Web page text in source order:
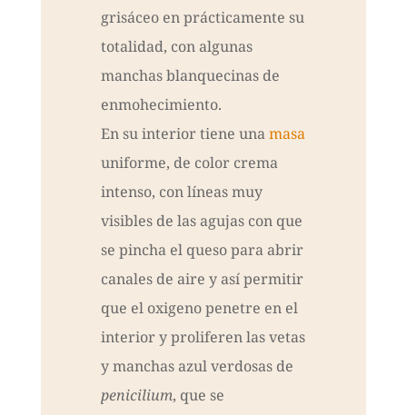
grisáceo en prácticamente su
totalidad, con algunas
manchas blanquecinas de
enmohecimiento.
En su interior tiene unamasa
uniforme, de color crema
intenso, con líneas muy
visibles de las agujas con que
se pincha el queso para abrir
canales de aire y así permitir
que el oxigeno penetre en el
interior y proliferen las vetas
y manchas azul verdosas de
penicilium, que se